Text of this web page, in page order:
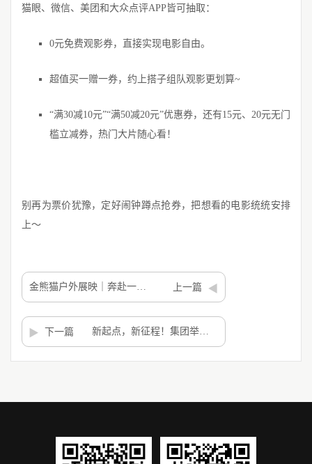
猫眼、微信、美团和大众点评APP皆可抽取：
0元免费观影券，直接实现电影自由。
超值买一赠一券，约上搭子组队观影更划算~
“满30减10元”“满50减20元”优惠券，还有15元、20元无门
槛立减券，热门大片随心看！
别再为票价犹豫，定好闹钟蹲点抢券，把想看的电影统统安排
上～
上一篇
下一篇